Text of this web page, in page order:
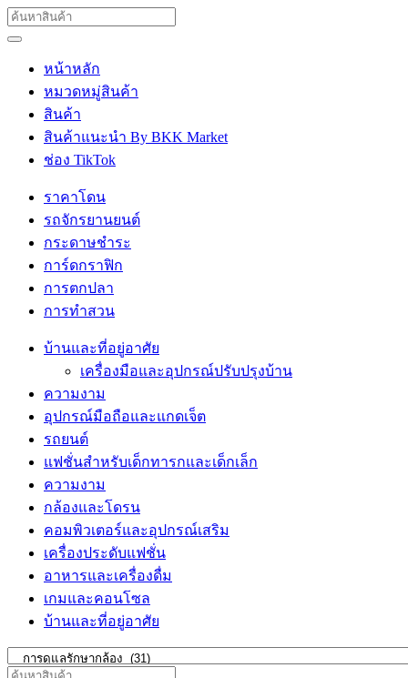
หน้าหลัก
หมวดหมู่สินค้า
สินค้า
สินค้าแนะนำ By BKK Market
ช่อง TikTok
ราคาโดน
รถจักรยานยนต์
กระดาษชำระ
การ์ดกราฟิก
การตกปลา
การทำสวน
บ้านและที่อยู่อาศัย
เครื่องมือและอุปกรณ์ปรับปรุงบ้าน
ความงาม
อุปกรณ์มือถือและแกดเจ็ต
รถยนต์
แฟชั่นสำหรับเด็กทารกและเด็กเล็ก
ความงาม
กล้องและโดรน
คอมพิวเตอร์และอุปกรณ์เสริม
เครื่องประดับแฟชั่น
อาหารและเครื่องดื่ม
เกมและคอนโซล
บ้านและที่อยู่อาศัย